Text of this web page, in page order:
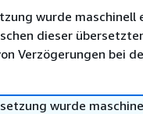
wurde
dieser
Verzögerungen bei
wurde